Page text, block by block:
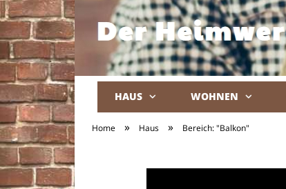
HAUS WOHNEN
Home » Haus » Bereich: "Balkon"